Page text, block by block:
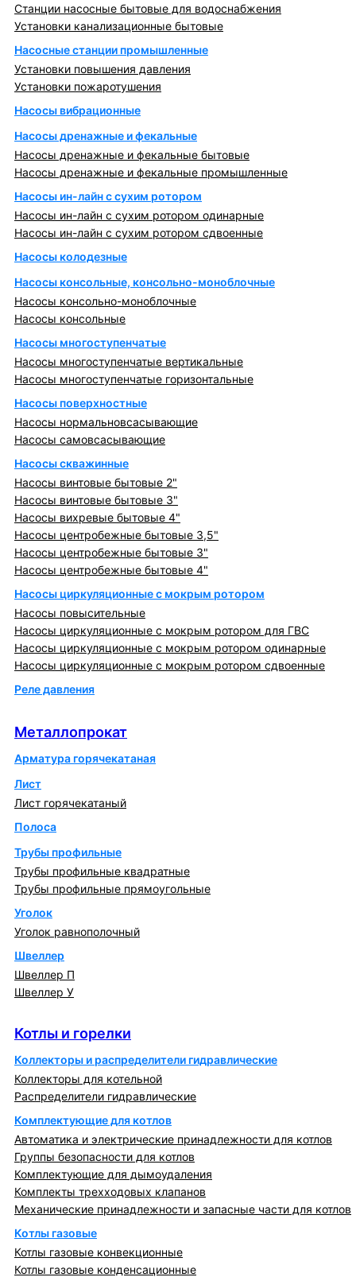
Станции насосные бытовые для водоснабжения
Установки канализационные бытовые
Насосные станции промышленные
Установки повышения давления
Установки пожаротушения
Насосы вибрационные
Насосы дренажные и фекальные
Насосы дренажные и фекальные бытовые
Насосы дренажные и фекальные промышленные
Насосы ин-лайн с сухим ротором
Насосы ин-лайн с сухим ротором одинарные
Насосы ин-лайн с сухим ротором сдвоенные
Насосы колодезные
Насосы консольные, консольно-моноблочные
Насосы консольно-моноблочные
Насосы консольные
Насосы многоступенчатые
Насосы многоступенчатые вертикальные
Насосы многоступенчатые горизонтальные
Насосы поверхностные
Насосы нормальновсасывающие
Насосы самовсасывающие
Насосы скважинные
Насосы винтовые бытовые 2"
Насосы винтовые бытовые 3"
Насосы вихревые бытовые 4"
Насосы центробежные бытовые 3,5"
Насосы центробежные бытовые 3"
Насосы центробежные бытовые 4"
Насосы циркуляционные с мокрым ротором
Насосы повысительные
Насосы циркуляционные с мокрым ротором для ГВС
Насосы циркуляционные с мокрым ротором одинарные
Насосы циркуляционные с мокрым ротором сдвоенные
Реле давления
Металлопрокат
Арматура горячекатаная
Лист
Лист горячекатаный
Полоса
Трубы профильные
Трубы профильные квадратные
Трубы профильные прямоугольные
Уголок
Уголок равнополочный
Швеллер
Швеллер П
Швеллер У
Котлы и горелки
Коллекторы и распределители гидравлические
Коллекторы для котельной
Распределители гидравлические
Комплектующие для котлов
Автоматика и электрические принадлежности для котлов
Группы безопасности для котлов
Комплектующие для дымоудаления
Комплекты трехходовых клапанов
Механические принадлежности и запасные части для котлов
Котлы газовые
Котлы газовые конвекционные
Котлы газовые конденсационные